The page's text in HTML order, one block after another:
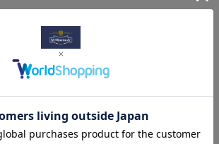
うございます。
す。
軟性を保つデリケートクリームは、様々